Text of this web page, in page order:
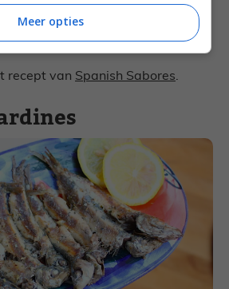
patatas bravas smaken hier ook
recept van Spanish Sabores.
Meer opties